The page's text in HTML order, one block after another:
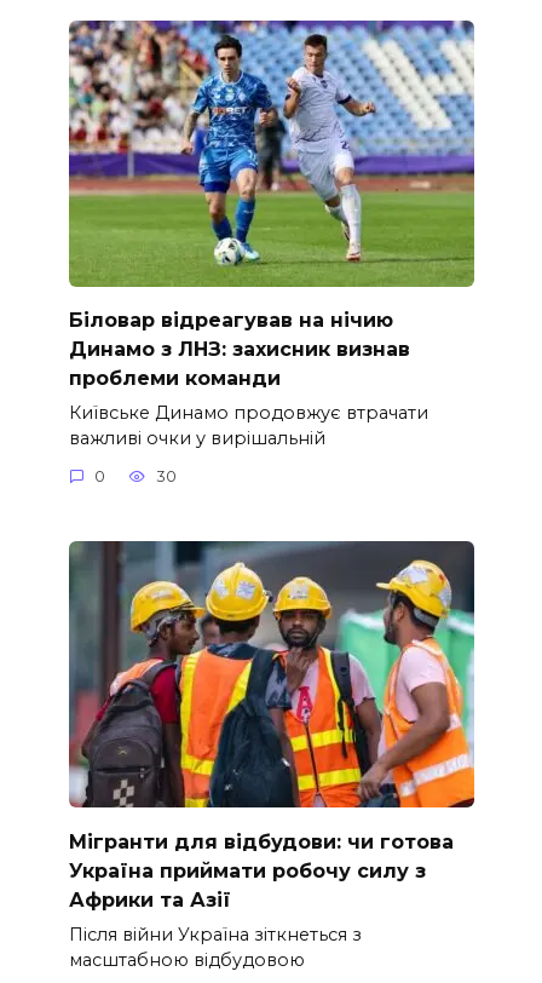
Біловар відреагував на нічию
Динамо з ЛНЗ: захисник визнав
проблеми команди
Київське Динамо продовжує втрачати
важливі очки у вирішальній
0 30
Мігранти для відбудови: чи готова
Україна приймати робочу силу з
Африки та Азії
Після війни Україна зіткнеться з
масштабною відбудовою